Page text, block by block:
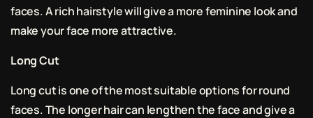
faces. A rich hairstyle will give a more feminine look and
make your face more attractive.
Long Cut
Long cut is one of the most suitable options for round
faces. The longer hair can lengthen the face and give a